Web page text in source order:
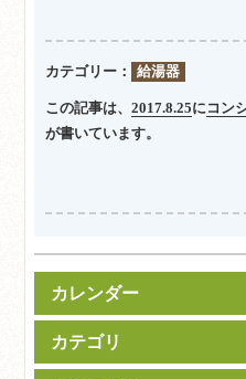
カテゴリー： 給湯器
この記事は、2017.8.25にコン
が書いています。
カレンダー
カテゴリ